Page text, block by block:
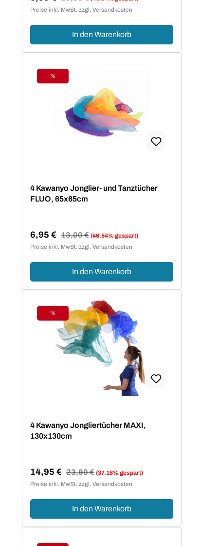
Verkaufspreis:
Preise inkl. MwSt. zzgl. Versandkosten
In den Warenkorb
Rabatt
%
4 Kawanyo Jonglier- und Tanztücher
FLUO, 65x65cm
Verkaufspreis:
6,95 € Regulärer Preis:
13,00 € (46.54% gespart)
Preise inkl. MwSt. zzgl. Versandkosten
In den Warenkorb
Rabatt
%
4 Kawanyo Jongliertücher MAXI,
130x130cm
Verkaufspreis:
14,95 € Regulärer Preis:
23,80 € (37.18% gespart)
Preise inkl. MwSt. zzgl. Versandkosten
In den Warenkorb